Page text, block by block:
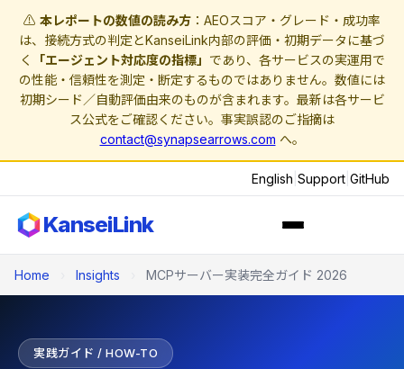
⚠️ 本レポートの数値の読み方 ：AEOスコア・グレード・成功率
は、接続方式の判定とKanseiLink内部の評価・初期データに基づ
く
「エージェント対応度の指標」 であり、各サービスの実運用で
の性能・信頼性を測定・断定するものではありません。数値には
初期シード／自動評価由来のものが含まれます。最新は各サービ
ス公式をご確認ください。事実誤認のご指摘は
contact@synapsearrows.com へ。
English Support GitHub
KanseiLink
Home Insights MCPサーバー実装完全ガイド 2026
実践ガイド / HOW-TO